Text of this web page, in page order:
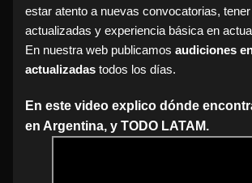
estar atento a nuevas convocatorias,
actualizadas y experiencia básica en
En nuestra web publicamos audiciones
actualizadas todos los días.
En este video explico dónde
en Argentina, y TODO LATAM.